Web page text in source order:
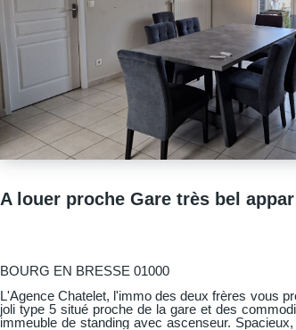
A louer type 2 meublé
BOURG EN BRESSE 01000
L' Agence CHATELET, l'immo des deux frères
joli type 2 situé au deuxième et dernier étage
de BOURG EN BRESSE, proche